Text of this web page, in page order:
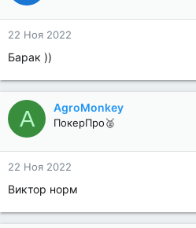
22 Ноя 2022
Барак ))
A AgroMonkey
ПокерПро🥈
22 Ноя 2022
Виктор норм